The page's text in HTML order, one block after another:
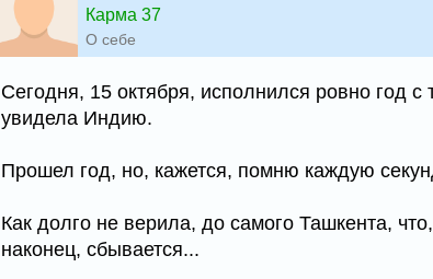
Карма 37
О себе
Сегодня, 15 октября, исполнился ровно год с
увидела Индию.
Прошел год, но, кажется, помню каждую
Как долго не верила, до самого Ташкента,
наконец, сбывается...